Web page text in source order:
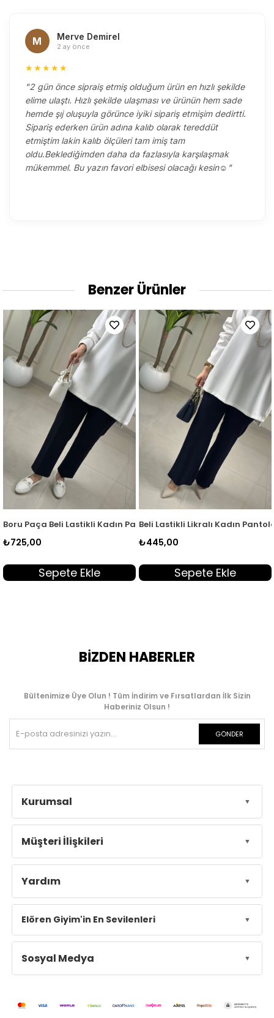
M Merve Demirel
2 ay önce
★★★★★
"2 gün önce sipraiş etmiş olduğum ürün en hızlı şekilde
elime ulaştı. Hızlı şekilde ulaşması ve ürünün hem sade
hemde şıj oluşuyla görünce iyiki sipariş etmişim dedirtti.
Sipariş ederken ürün adına kalıb olarak tereddüt
etmiştim lakin kalıb ölçüleri tam imiş tam
oldu.Beklediğimden daha da fazlasıyla karşılaşmak
mükemmel. Bu yazın favori elbisesi olacağı kesin☺️"
Benzer Ürünler
Acı Kahve MLH 8083
Boru Paça Beli Lastikli Kadın Pantolon Lacivert MLH 8083
₺725,00
Sepete Ekle
Beli Lastikli Likralı Kadın
₺445,00
Sepete Ekle
BİZDEN HABERLER
Bültenimize Üye Olun ! Tüm İndirim ve Fırsatlardan İlk Sizin
Haberiniz Olsun !
GÖNDER
Kurumsal
Müşteri İlişkileri
Yardım
Elören Giyim'in En Sevilenleri
Sosyal Medya